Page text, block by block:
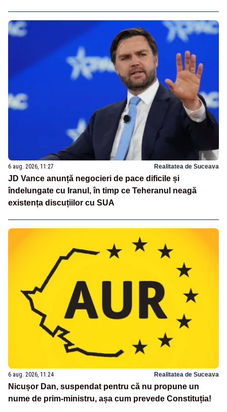
6 aug. 2026, 11:27 Realitatea de Suceava
JD Vance anunță negocieri de pace dificile și
îndelungate cu Iranul, în timp ce Teheranul neagă
existența discuțiilor cu SUA
6 aug. 2026, 11:24 Realitatea de Suceava
Nicușor Dan, suspendat pentru că nu propune un
nume de prim-ministru, așa cum prevede Constituția!